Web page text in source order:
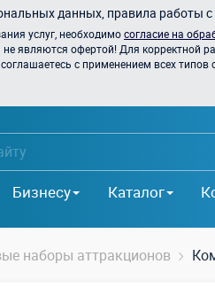
данных, правила работы с
услуг, необходимосогласие на
являются офертой! Для корректной
с применением всех типов
Бизнесу Каталог
наборы аттракционов